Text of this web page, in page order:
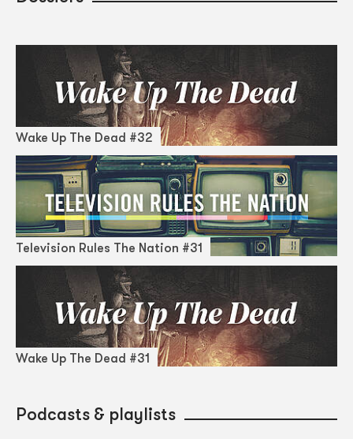
Wake Up The Dead #32
Television Rules The Nation #31
Wake Up The Dead #31
Podcasts & playlists